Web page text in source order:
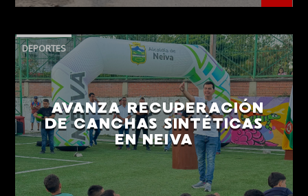
DEPORTES
AVANZA RECUPERACIÓN
DE CANCHAS SINTÉTICAS
EN NEIVA